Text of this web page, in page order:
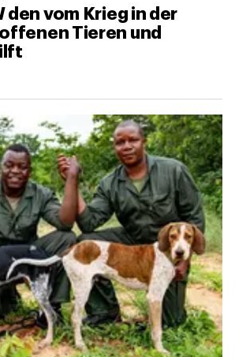
den vom Krieg in der
Tieren und